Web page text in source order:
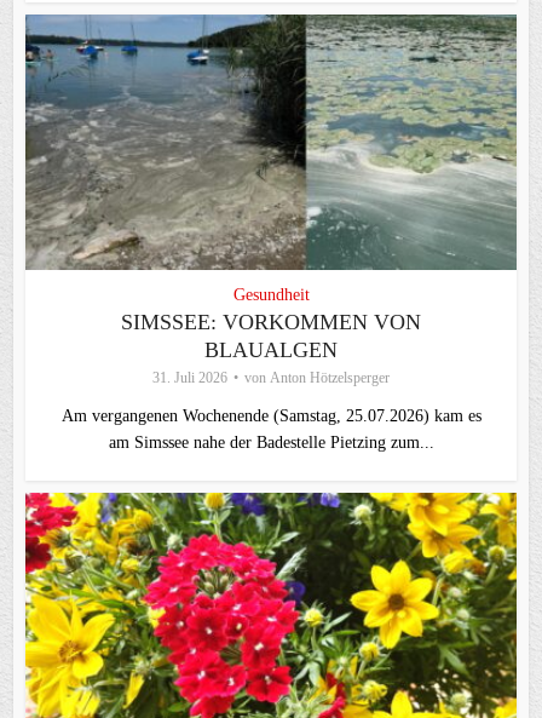
Gesundheit
SIMSSEE: VORKOMMEN VON
BLAUALGEN
31. Juli 2026 von Anton Hötzelsperger
Am vergangenen Wochenende (Samstag, 25.07.2026) kam es
am Simssee nahe der Badestelle Pietzing zum...